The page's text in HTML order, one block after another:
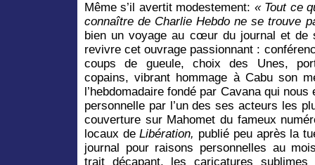
Même s’il avertit modestement: « Tout ce
connaître de Charlie Hebdo ne se trouve
bien un voyage au cœur du journal et de
revivre cet ouvrage passionnant :
coups de gueule, choix des Unes,
copains, vibrant hommage à Cabu son
l’hebdomadaire fondé par Cavana qui
personnelle par l’un des ses acteurs les
couverture sur Mahomet du fameux
locaux deLibération, publié peu après la
journal pour raisons personnelles au
trait décapant, les caricatures